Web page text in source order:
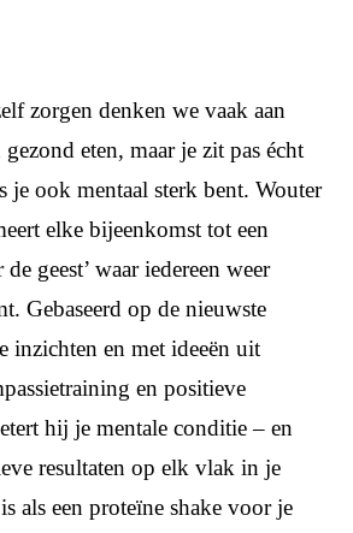
zorgen denken we vaak aan
eten, maar je zit pas écht
je ook mentaal sterk bent. Wouter
elke bijeenkomst tot een
geest’ waar iedereen weer
Gebaseerd op de nieuwste
inzichten en met ideeën uit
en positieve
hij je mentale conditie – en
resultaten op elk vlak in je
als een proteïne shake voor je